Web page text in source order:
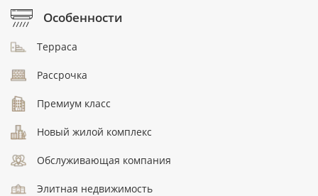
Особенности
Терраса
Рассрочка
Премиум класс
Новый жилой комплекс
Обслуживающая компания
Элитная недвижимость